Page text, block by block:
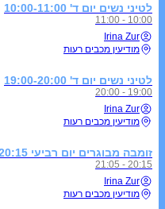
לטיני נשים יום ד' 10:00-11:00
10:00 - 11:00
Irina Zur
מודיעין מכבים רעות
לטיני נשים יום ד' 19:00-20:00
19:00 - 20:00
Irina Zur
מודיעין מכבים רעות
זומבה מבוגרים יום רביעי 20:15
20:15 - 21:05
Irina Zur
מודיעין מכבים רעות